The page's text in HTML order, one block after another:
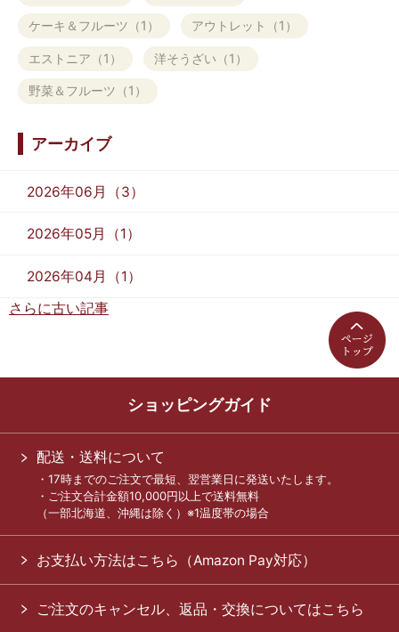
ケーキ＆フルーツ（1） アウトレット（1）
エストニア（1） 洋そうざい（1）
野菜＆フルーツ（1）
アーカイブ
2026年06月（3）
2026年05月（1）
2026年04月（1）
さらに古い記事
ショッピングガイド
配送・送料について
・17時までのご注文で最短、翌営業日に発送いたします。
・ご注文合計金額10,000円以上で送料無料
（一部北海道、沖縄は除く）※1温度帯の場合
お支払い方法はこちら（Amazon Pay対応）
ご注文のキャンセル、返品・交換についてはこちら